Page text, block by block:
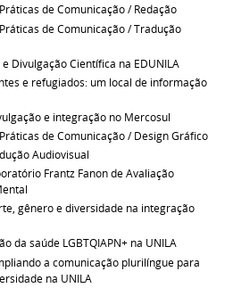
de Comunicação / Redação
de Comunicação / Tradução
Divulgação Científica na EDUNILA
e refugiados: um local de informação
e integração no Mercosul
de Comunicação / Design Gráfico
Audiovisual
Frantz Fanon de Avaliação
gênero e diversidade na integração
da saúde LGBTQIAPN+ na UNILA
a comunicação plurilíngue para
na UNILA